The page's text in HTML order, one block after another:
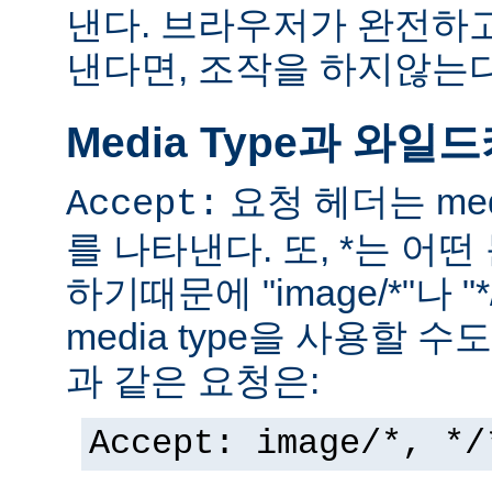
낸다. 브라우저가 완전하
낸다면, 조작을 하지않는
Media Type과 와일드
Accept: 요청 헤더는
를 나타낸다. 또, *는 어
하기때문에 "image/*"나
media type을 사용할 수
과 같은 요청은:
Accept: image/*,